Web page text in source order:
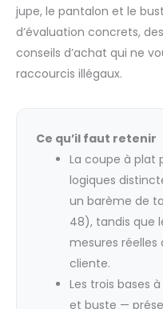
jupe, le pantalon et le
d’évaluation concrets,
conseils d’achat qui ne
raccourcis illégaux.
Ce qu’il faut retenir
La coupe à plat
logiques
un barème de
48), tandis que
mesures réelles
cliente.
Les trois bases
et buste —